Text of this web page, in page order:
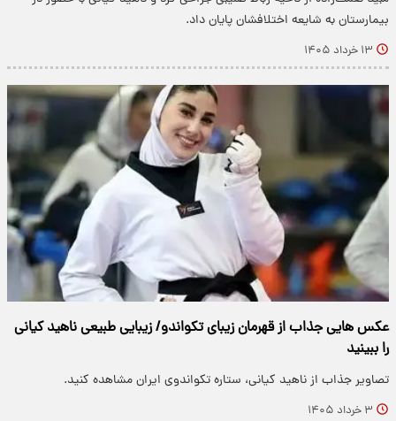
بیمارستان به شایعه اختلافشان پایان داد.
۱۳ خرداد ۱۴۰۵
عکس هایی جذاب از قهرمان زیبای تکواندو/ زیبایی طبیعی ناهید کیانی
را ببینید
تصاویر جذاب از ناهید کیانی، ستاره تکواندوی ایران مشاهده کنید.
۳ خرداد ۱۴۰۵